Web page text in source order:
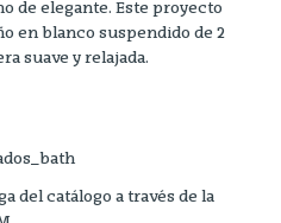
de elegante. Este proyecto
en blanco suspendido de 2
suave y relajada.
del catálogo a través de la